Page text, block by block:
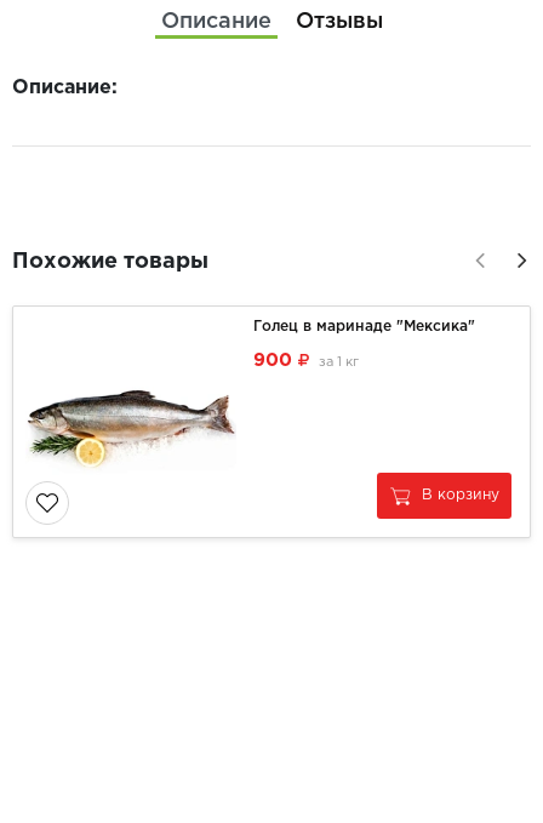
Описание Отзывы
Описание:
Похожие товары
Голец в маринаде "Мексика"
900 за 1 кг
В корзину